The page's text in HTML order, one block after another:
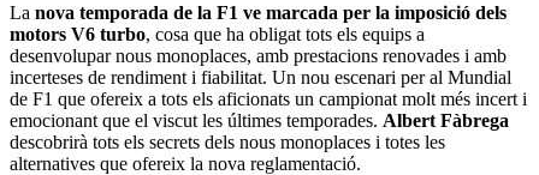
La nova temporada de la F1 ve marcada per la imposició dels
motors V6 turbo, cosa que ha obligat tots els equips a
desenvolupar nous monoplaces, amb prestacions renovades i amb
incerteses de rendiment i fiabilitat. Un nou escenari per al Mundial
de F1 que ofereix a tots els aficionats un campionat molt més incert i
emocionant que el viscut les últimes temporades. Albert Fàbrega
descobrirà tots els secrets dels nous monoplaces i totes les
alternatives que ofereix la nova reglamentació.